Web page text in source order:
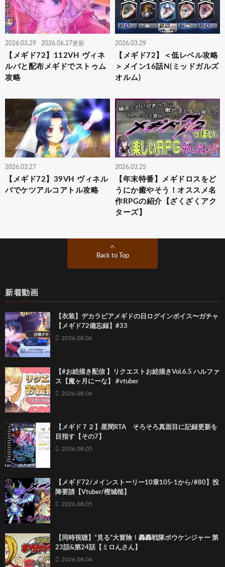
2026.03.29 2026.06.27更新
【メギド72】112VH ヴィネ
ルバと配布メギドでストゥム
攻略
2026.03.29
【メギド72】＜低レベル攻略
＞メイン16話N(ミッドガルズ
オルム)
2026.03.27
【メギド72】39VH ヴィネル
バでケツアルコアトル攻略
2026.03.25
【年末特番】メギドロスをど
うにか癒やそう！オススメ名
作RPGの紹介【ざくざくアク
ターズ】
Back to Top
新着動画
【衣装】デカラビアメギドの日ログインボイス〜ガチャ
【メギド72備忘録】#33
2026.08.06
【#お絵描き配信 】リクエストお絵描きVol.6.5 ハルファ
ス【魔ヶ月にーな】 #vtuber
2026.08.06
【メギド７２】星間RTA そろそろ真面目に記録更新を
目指す【その7】
2026.08.05
【メギド72/メインストーリー10章105-1から/#80】投
降要請【Vtuber/樫城槌】
2026.08.05
【同時視聴】“見る”大冒険！轟轟戦隊ボウケンジャー 第
23話&第24話【ミロんさん】
2026.08.04